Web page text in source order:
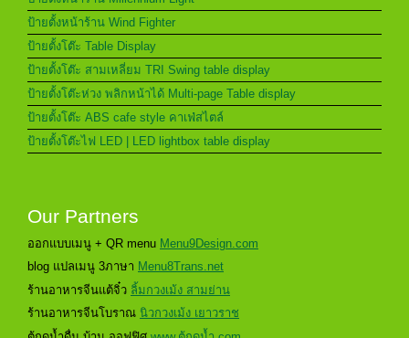
ป้ายตั้งหน้าร้าน Wind Fighter
ป้ายตั้งโต๊ะ Table Display
ป้ายตั้งโต๊ะ สามเหลี่ยม TRI Swing table display
ป้ายตั้งโต๊ะห่วง พลิกหน้าได้ Multi-page Table display
ป้ายตั้งโต๊ะ ABS cafe style คาเฟ่สไตล์
ป้ายตั้งโต๊ะไฟ LED | LED lightbox table display
Our Partners
ออกแบบเมนู + QR menu Menu9Design.com
blog แปลเมนู 3ภาษา Menu8Trans.net
ร้านอาหารจีนแต้จิ๋ว ลิ้มกวงเม้ง สามย่าน
ร้านอาหารจีนโบราณ นิวกวงเม้ง เยาวราช